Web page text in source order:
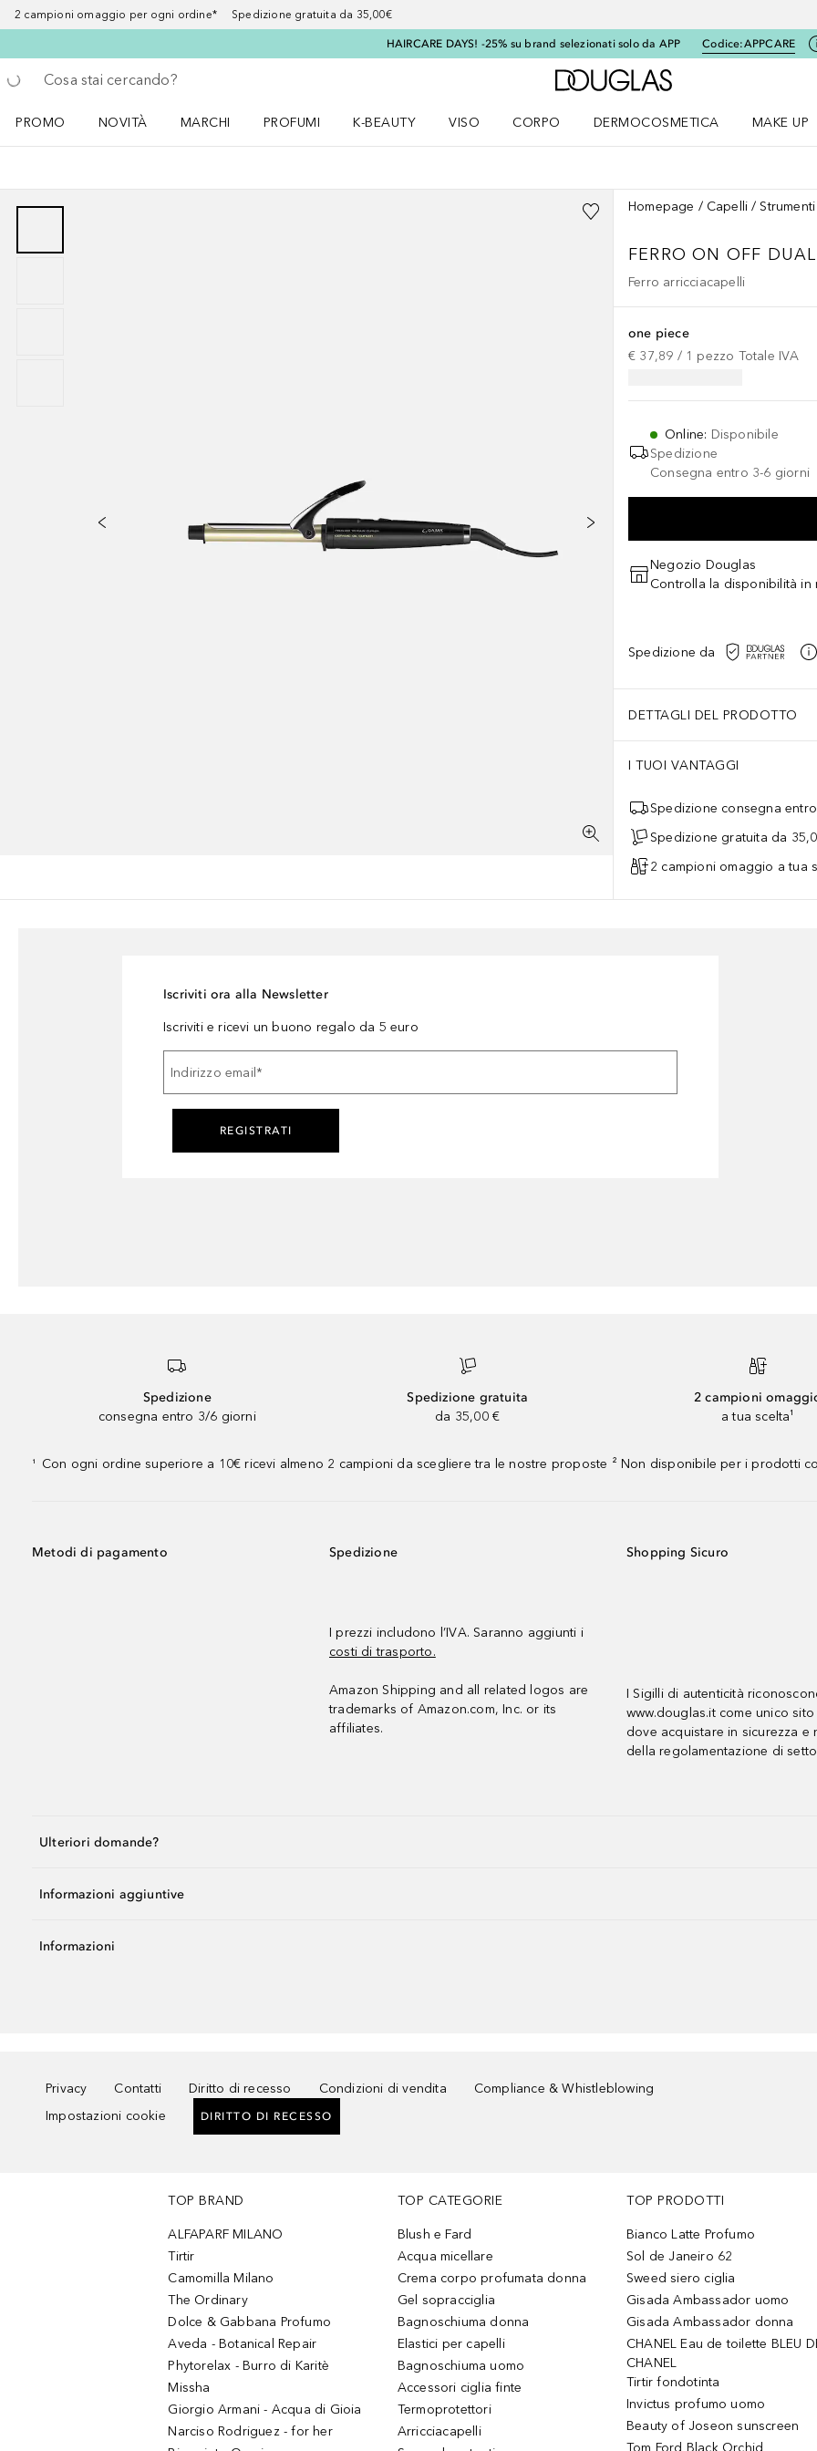
2 campioni omaggio per ogni ordine* Spedizione gratuita da 35,00€
HAIRCARE DAYS! -25% su brand selezionati solo da APP Codice:APPCARE
Torna indietro
Esegui ricerca
A Douglas Home
PROMO
NOVITÀ
MARCHI
PROFUMI
K-BEAUTY
VISO
CORPO
DERMOCOSMETICA
MAKE UP
Homepage Capelli
FERRO ON OFF
Ferro arricciacapelli
one piece
€ 37,89 / 1 pezzo Totale IVA
Online: Disponibile
Spedizione
Consegna entro 3-6 giorni
Negozio Douglas
Controlla la disponibilità in
Spedizione da
DETTAGLI DEL PRODOTTO
I TUOI VANTAGGI
Spedizione consegna
Spedizione gratuita da
2 campioni omaggio a tua
Iscriviti ora alla Newsletter
Iscriviti e ricevi un buono regalo da 5 euro
Indirizzo email *
REGISTRATI
Spedizione
consegna entro 3/6 giorni
Spedizione gratuita
da 35,00 €
2 campioni
a tua scelta¹
¹ Con ogni ordine superiore a 10€ ricevi almeno 2 campioni da scegliere tra le nostre proposte ² Non disponibile per i prodotti
Metodi di pagamento Spedizione
I prezzi includono l’IVA. Saranno aggiunti i
costi di trasporto.
Amazon Shipping and all related logos are
trademarks of Amazon.com, Inc. or its
affiliates.
Shopping Sicuro
I Sigilli di autenticità
www.douglas.it come unico
dove acquistare in sicurezza e
della regolamentazione di
Ulteriori domande?
Informazioni aggiuntive
Informazioni
Privacy Contatti Diritto di recesso Condizioni di vendita
Compliance & Whistleblowing
Impostazioni cookie
DIRITTO DI RECESSO
TOP BRAND
ALFAPARF MILANO
Tirtir
Camomilla Milano
The Ordinary
Dolce & Gabbana Profumo
Aveda - Botanical Repair
Phytorelax - Burro di Karitè
Missha
Giorgio Armani - Acqua di Gioia
Narciso Rodriguez - for her
TOP CATEGORIE
Blush e Fard
Acqua micellare
Crema corpo profumata donna
Gel sopracciglia
Bagnoschiuma donna
Elastici per capelli
Bagnoschiuma uomo
Accessori ciglia finte
Termoprotettori
Arricciacapelli
TOP PRODOTTI
Bianco Latte Profumo
Sol de Janeiro 62
Sweed siero ciglia
Gisada Ambassador uomo
Gisada Ambassador donna
CHANEL Eau de toilette BLEU
CHANEL
Tirtir fondotinta
Invictus profumo uomo
Beauty of Joseon sunscreen
Tom Ford Black Orchid